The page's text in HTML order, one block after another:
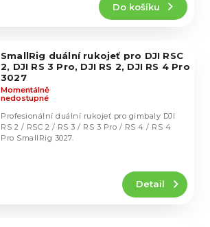
Do košíku
SmallRig duální rukojeť pro DJI RSC
2, DJI RS 3 Pro, DJI RS 2, DJI RS 4 Pro
3027
Momentálně
nedostupné
Detail
Profesionální duální rukojeť pro gimbaly DJI
RS 2 / RSC 2 / RS 3 / RS 3 Pro / RS 4 / RS 4
Pro SmallRig 3027.